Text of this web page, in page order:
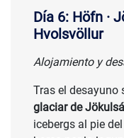
Día 6: Höfn ·
Hvolsvöllur
Alojamiento y
Tras el desayuno
glaciar de
icebergs al pie